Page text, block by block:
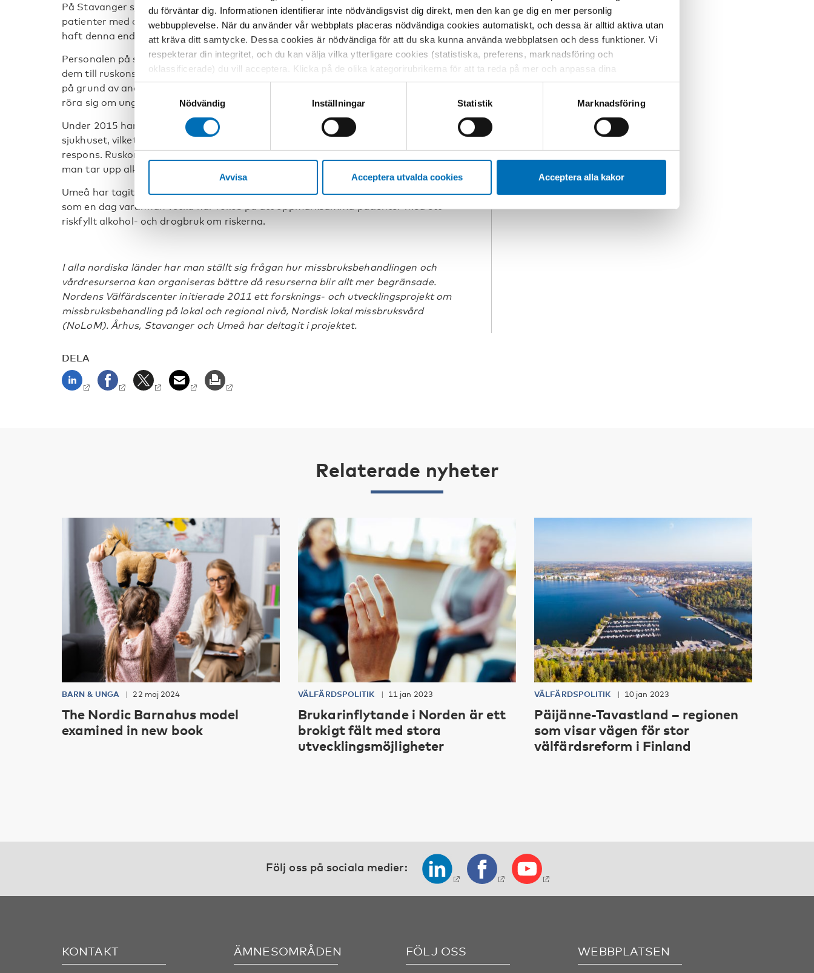
du förväntar dig. Informationen identifierar inte nödvändigsvist dig direkt, men den kan ge dig en mer personlig
webbupplevelse. När du använder vår webbplats placeras nödvändiga cookies automatiskt, och dessa är alltid aktiva utan
att kräva ditt samtycke. Dessa cookies är nödvändiga för att du ska kunna använda webbplatsen och dess funktioner. Vi
respekterar din integritet, och du kan välja vilka ytterligare cookies (statistiska, preferens, marknadsföring och
oklassificerade) du vill acceptera. Klicka på de olika kategorirubrikerna för att ta reda på mer och anpassa dina
inställningar för cookies. Observera att blockering av cookies kan påverka din upplevelse av webbplatsen och de tjänster
vi erbjuder. Om du har besökt vår webbplats tidigare och accepterat användningen av cookies kan du alltid radera dem
genom att navigera till sekretessinställningarna i din webbläsare.
Samtyckesval
Nödvändig
Inställningar Statistik Marknadsföring
Avvisa Acceptera utvalda cookies Acceptera alla kakor
På Stavanger sjukhus har man använt sig av ruskonsulenter för att hantera
patienter med dolt alkoholbruk. Två heltidsanställda socionomer har sedan 2010
haft denna enda uppgift på sjukhuset.
Personalen på sjukhuset identifierar patienter med ett riskfyllt bruk och hänvisar
dem till ruskonsulenten. Det här är ofta personer som kommer in till primärvården
på grund av andra åkommor, som olycksfall, men särskilt på veckosluten kan det
röra sig om unga som druckit för mycket..
Under 2015 har ruskonsulenterna i Stavanger fått över 700 hänvisningar från
sjukhuset, vilket är en 36 procent ökning från förra året och modellen har fått god
respons. Ruskonsultenterna träffar och diskuterar också med personalen om hur
man tar upp alkohol med patienterna.
Umeå har tagit efter modellen i Stavanger och har ett försök med sjuksköterskor
som en dag varannan vecka har fokus på att uppmärksamma patienter med ett
riskfyllt alkohol- och drogbruk om riskerna.
I alla nordiska länder har man ställt sig frågan hur missbruksbehandlingen och
vårdresurserna kan organiseras bättre då resurserna blir allt mer begränsade.
Nordens Välfärdscenter initierade 2011 ett forsknings- och utvecklingsprojekt om
missbruksbehandling på lokal och regional nivå, Nordisk lokal missbruksvård
(NoLoM). Århus, Stavanger och Umeå har deltagit i projektet.
DELA
Relaterade nyheter
BARN & UNGA 22 maj 2024
The Nordic Barnahus model
examined in new book
VÄLFÄRDSPOLITIK 11 jan 2023
Brukarinflytande i Norden är ett
brokigt fält med stora
utvecklingsmöjligheter
VÄLFÄRDSPOLITIK 10 jan 2023
Päijänne-Tavastland – regionen
som visar vägen för stor
välfärdsreform i Finland
Följ oss på sociala medier:
KONTAKT ÄMNESOMRÅDEN FÖLJ OSS WEBBPLATSEN